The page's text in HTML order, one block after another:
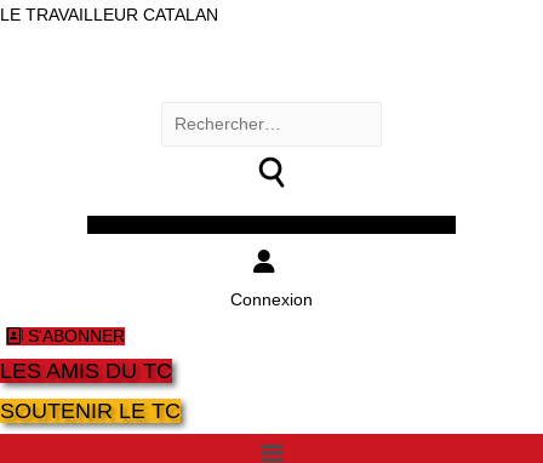
LE TRAVAILLEUR CATALAN
Rechercher :
Connexion
S'ABONNER
LES AMIS DU TC
SOUTENIR LE TC
Menu